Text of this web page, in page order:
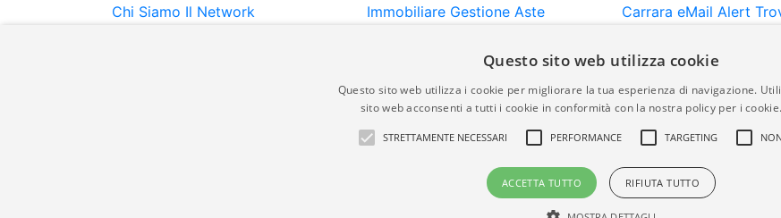
Chi Siamo Il Network
Immobiliare Gestione Aste
Importazione
Carrara eMail Alert
Gli annunci immobiliari presenti su immobiliare-italia.it vengono pubblicati da agenzie immobiliari
italia.it quindi non è responsabile della veridicità, della correttezza, della completezza, della
Questo sito web utilizza cookie
Questo sito web utilizza i cookie per migliorare la tua esperienza di navigazione.
sito web acconsenti a tutti i cookie in conformità con la nostra policy per i cookie.
STRETTAMENTE NECESSARI PERFORMANCE TARGETING
ACCETTA TUTTO RIFIUTA TUTTO